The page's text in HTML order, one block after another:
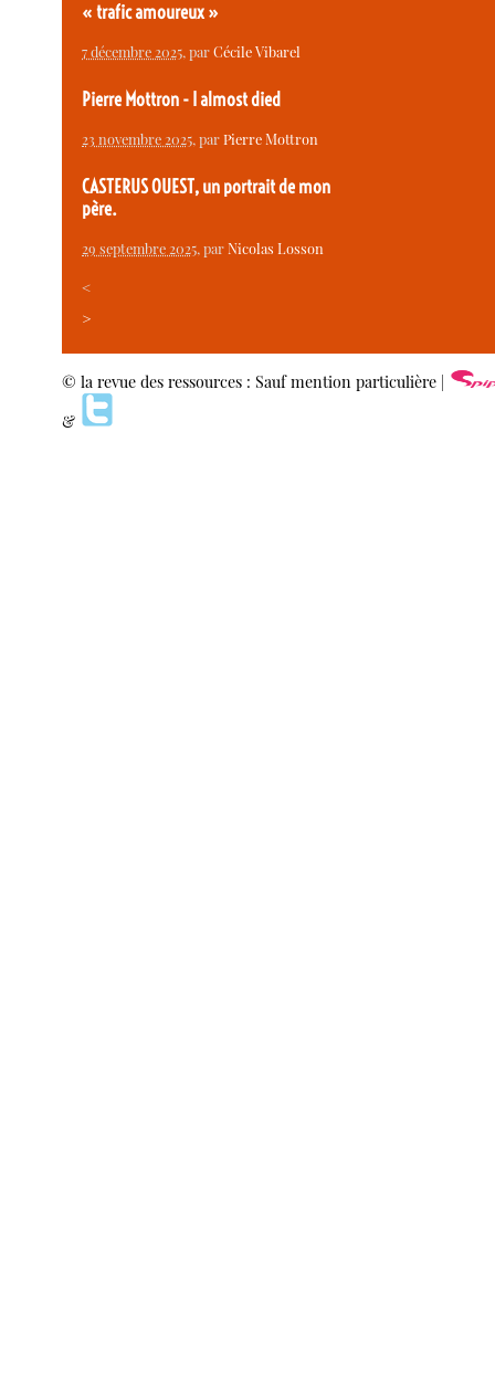
« trafic amoureux »
7 décembre 2025, parCécile Vibarel
Pierre Mottron - I almost died
23 novembre 2025, parPierre Mottron
CASTERUS OUEST, un portrait de mon
père.
29 septembre 2025, parNicolas Losson
<
>
© la revue des ressources : Sauf mention particulière |
&